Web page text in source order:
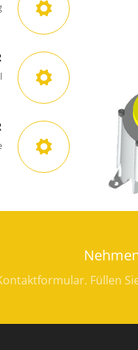
Füllen